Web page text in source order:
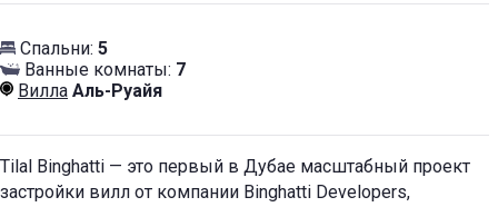
Спальни: 5
Ванные комнаты: 7
Вилла Аль-Руайя
Tilal Binghatti — это первый в Дубае масштабный проект
застройки вилл от компании Binghatti Developers,